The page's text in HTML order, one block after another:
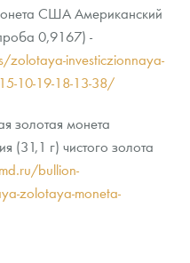
США Американский
0,9167) -
zolotaya-investiczionnaya-
10-19-18-13-38/
золотая монета
(31,1 г) чистого золота
bullion-
zolotaya-moneta-